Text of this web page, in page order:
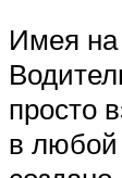
Имея
просто
в